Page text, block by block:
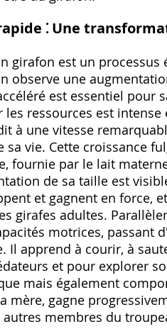
⁚ Une
girafon est un
observe une
est essentiel pour
ressources est
à une vitesse
sa vie. Cette croissance
fournie par le lait
de sa taille est
et gagnent en force,
girafes adultes.
motrices, passant
Il apprend à courir, à
et pour explorer
mais également
mère, gagne
membres du